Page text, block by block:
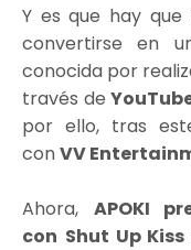
Y es que hay
convertirse en
conocida por
través de
por ello, tras
conVV
Ahora, APOKI
con Shut Up Kiss